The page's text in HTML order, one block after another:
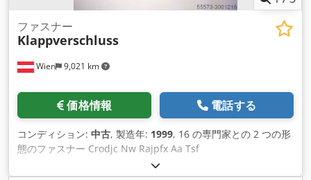
Wien 9,021 km
ファスナー
Klappverschluss
価格情報 電話する
コンディション: 中古, 製造年: 1999, 16 の専門家との 2 つの形
態のファスナー Crodjc Nw Rajpfx Aa Tsf